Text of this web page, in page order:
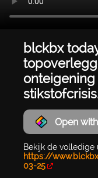
blckbx
Open
Bekijk de
https://
03-25